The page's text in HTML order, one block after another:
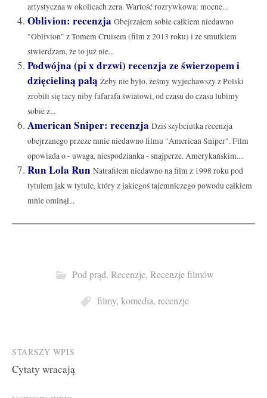
artystyczna w okolicach zera. Wartość rozrywkowa: mocne...
Oblivion: recenzja Obejrzałem sobie całkiem niedawno
"Oblivion" z Tomem Cruisem (film z 2013 roku) i ze smutkiem
stwierdzam, że to już nie...
Podwójna (pi x drzwi) recenzja ze świerzopem i
dzięcieliną pałą Żeby nie było, żeśmy wyjechawszy z Polski
zrobili się tacy niby fafarafa światowi, od czasu do czasu lubimy
sobie z...
American Sniper: recenzja Dziś szybciutka recenzja
obejrzanego przeze mnie niedawno filmu "American Sniper". Film
opowiada o - uwaga, niespodzianka - snajperze. Amerykańskim....
Run Lola Run Natrafiłem niedawno na film z 1998 roku pod
tytułem jak w tytule, który z jakiegoś tajemniczego powodu całkiem
mnie ominął...
Pod prąd, Recenzje, Recenzje filmów
filmy, komedia, recenzje
Post
navigation
STARSZY WPIS
Cytaty wracają